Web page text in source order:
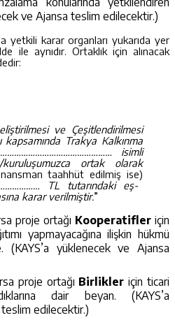
ve Ajansa teslim edilecektir.)
yetkili karar organları yukarıda yer
ile aynıdır. Ortaklık için alınacak
ve Çeşitlendirilmesi
Trakya Kalkınma
isimli
kuruluşumuzca ortak olarak
taahhüt edilmiş ise)
TL tutarındaki eş-
karar verilmiştir.”
proje ortağı Kooperatifler için
yapmayacağına ilişkin hükmü
.(KAYS’a yüklenecek ve Ajansa
proje ortağı Birlikleriçin ticari
dair beyan. (KAYS’a
edilecektir.)